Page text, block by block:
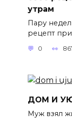
утрам
Пару
рецепт
0
ДОМ И
Муж взял